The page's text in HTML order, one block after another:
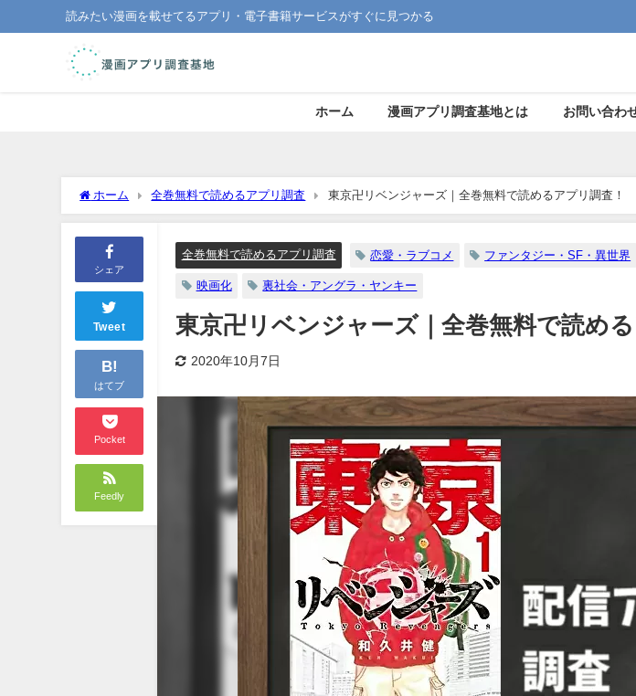
読みたい漫画を載せてるアプリ・電子書籍サービスがすぐに見つかる
ホーム 漫画アプリ調査基地とは お問い合わ
ホーム 全巻無料で読めるアプリ調査 東京卍リベンジャーズ｜全巻無料で読めるアプリ調査！
シェア
Tweet
B!
はてブ
Pocket
Feedly
全巻無料で読めるアプリ調査 恋愛・ラブコメ ファンタジー・SF・異世界
映画化 裏社会・アングラ・ヤンキー
東京卍リベンジャーズ｜全巻無料で読める
2020年10月7日